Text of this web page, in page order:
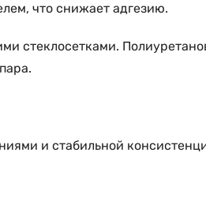
что снижает адгезию.
стеклосетками.
и стабильной